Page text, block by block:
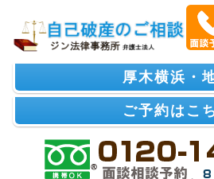
厚木横浜・
ご予約はこ